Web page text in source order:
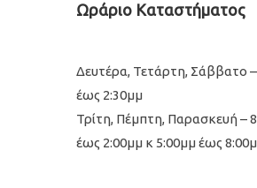
Ωράριο Καταστήματος
Δευτέρα, Τετάρτη, Σάββατο
έως 2:30μμ
Τρίτη, Πέμπτη, Παρασκευή –
έως 2:00μμ κ 5:00μμ έως